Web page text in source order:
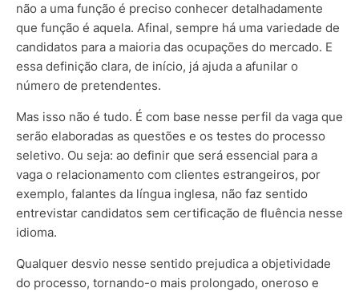
não a uma função é preciso conhecer detalhadamente
que função é aquela. Afinal, sempre há uma variedade de
candidatos para a maioria das ocupações do mercado. E
essa definição clara, de início, já ajuda a afunilar o
número de pretendentes.
Mas isso não é tudo. É com base nesse perfil da vaga que
serão elaboradas as questões e os testes do processo
seletivo. Ou seja: ao definir que será essencial para a
vaga o relacionamento com clientes estrangeiros, por
exemplo, falantes da língua inglesa, não faz sentido
entrevistar candidatos sem certificação de fluência nesse
idioma.
Qualquer desvio nesse sentido prejudica a objetividade
do processo, tornando-o mais prolongado, oneroso e